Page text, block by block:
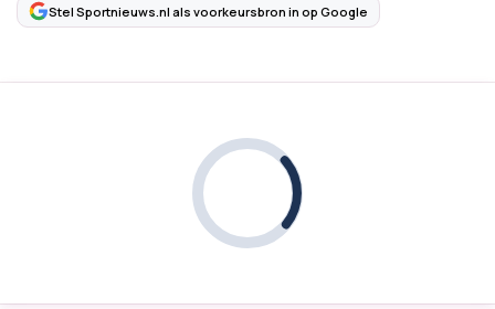
Stel Sportnieuws.nl als voorkeursbron in op Google